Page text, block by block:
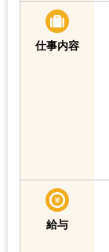
仕事内容
給与